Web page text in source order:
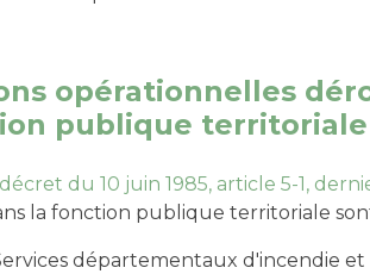
opérationnelles
publique territoriale
du 10 juin 1985, article 5-1,
la fonction publique territoriale
départementaux d'incendie